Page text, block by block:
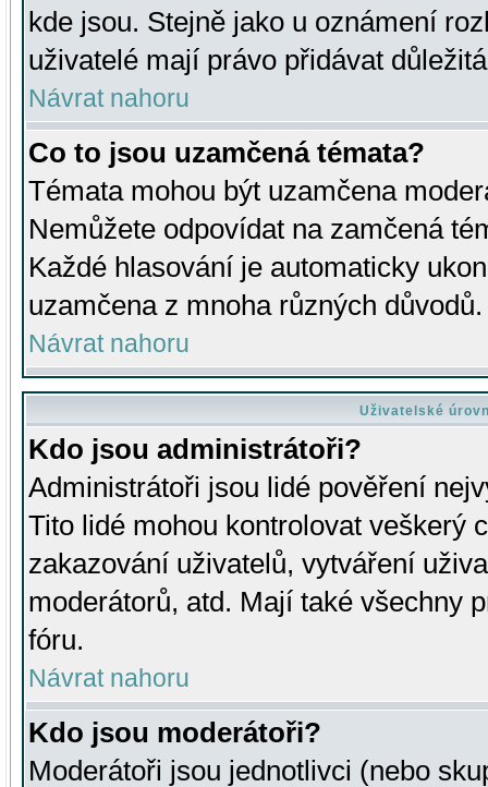
kde jsou. Stejně jako u oznámení
uživatelé mají právo přidávat
Návrat nahoru
Co to jsou uzamčená témata?
Témata mohou být uzamčena
Nemůžete odpovídat na zamčená
Každé hlasování je automaticky
uzamčena z mnoha různých důvodů.
Návrat nahoru
Uživatelské
Kdo jsou administrátoři?
Administrátoři jsou lidé pověření
Tito lidé mohou kontrolovat veškerý
zakazování uživatelů, vytváření
moderátorů, atd. Mají také všechny
fóru.
Návrat nahoru
Kdo jsou moderátoři?
Moderátoři jsou jednotlivci (nebo